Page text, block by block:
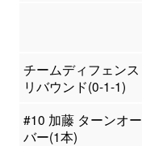
チームディフェンス
リバウンド(0-1-1)
#10 加藤 ターンオー
バー(1本)